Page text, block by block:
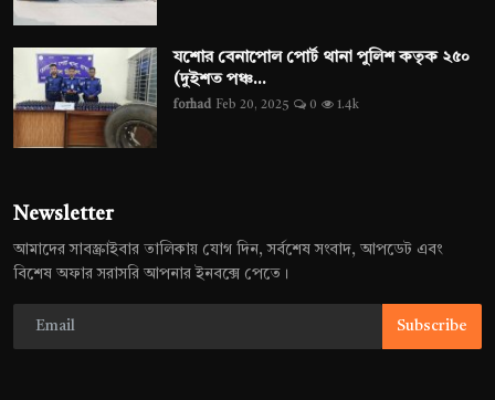
যশোর বেনাপোল পোর্ট থানা পুলিশ কতৃক ২৫০
(দুইশত পঞ্চ...
forhad Feb 20, 2025 0 1.4k
Newsletter
আমাদের সাবস্ক্রাইবার তালিকায় যোগ দিন, সর্বশেষ সংবাদ, আপডেট এবং
বিশেষ অফার সরাসরি আপনার ইনবক্সে পেতে।
Subscribe